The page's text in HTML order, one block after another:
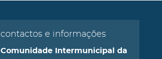
contactos e informações
Comunidade Intermunicipal da